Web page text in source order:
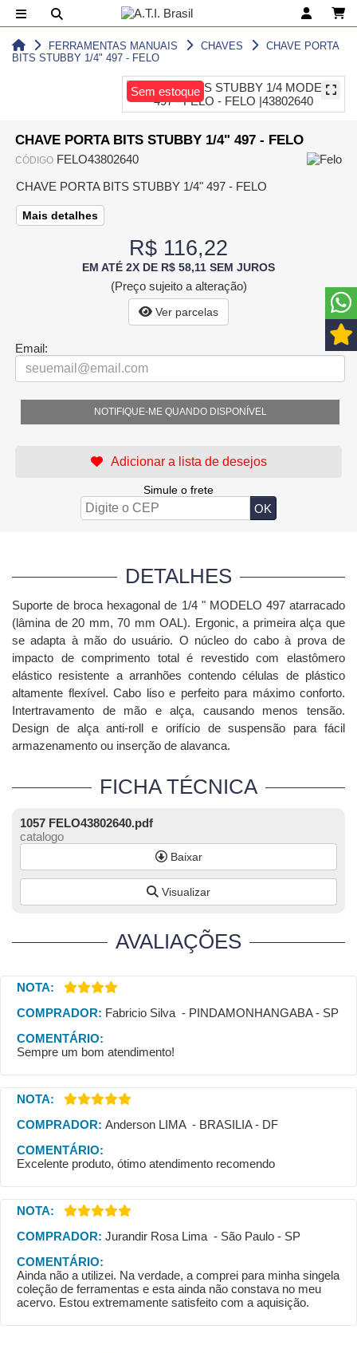
FERRAMENTAS MANUAIS CHAVES
CHAVE PORTA
BITS STUBBY 1/4" 497 - FELO
Sem estoque
CHAVE PORTA BITS STUBBY 1/4" 497 - FELO
CÓDIGO FELO43802640
CHAVE PORTA BITS STUBBY 1/4" 497 - FELO
Mais detalhes
R$ 116,22
EM ATÉ 2X DE R$ 58,11 SEM JUROS
(Preço sujeito a alteração)
Ver parcelas
Email:
NOTIFIQUE-ME QUANDO DISPONÍVEL
Simule o frete
DETALHES
Suporte de broca hexagonal de 1/4 " MODELO 497 atarracado
(lâmina de 20 mm, 70 mm OAL). Ergonic, a primeira alça que
se adapta à mão do usuário. O núcleo do cabo à prova de
impacto de comprimento total é revestido com elastômero
elástico resistente a arranhões contendo células de plástico
altamente flexível. Cabo liso e perfeito para máximo conforto.
Intertravamento de mão e alça, causando menos tensão.
Design de alça anti-roll e orifício de suspensão para fácil
armazenamento ou inserção de alavanca.
FICHA TÉCNICA
1057 FELO43802640.pdf
catalogo
Baixar
Visualizar
AVALIAÇÕES
NOTA:
COMPRADOR: Fabricio Silva - PINDAMONHANGABA - SP
COMENTÁRIO:
Sempre um bom atendimento!
NOTA:
COMPRADOR: Anderson LIMA - BRASILIA - DF
COMENTÁRIO:
Excelente produto, ótimo atendimento recomendo
NOTA:
COMPRADOR: Jurandir Rosa Lima - São Paulo - SP
COMENTÁRIO:
Ainda não a utilizei. Na verdade, a comprei para minha singela
coleção de ferramentas e esta ainda não constava no meu
acervo. Estou extremamente satisfeito com a aquisição.